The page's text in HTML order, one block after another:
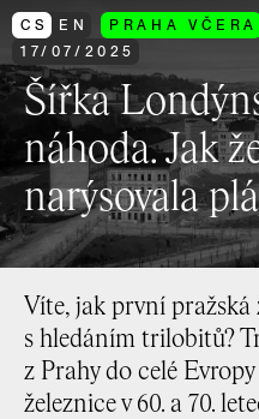
CS EN PRAHA VČERA
17/ 07/ 2025
Šířka
náhoda. Jak
narýsovala
Víte, jak první pražská
s hledáním trilobitů?
z Prahy do celé
železnice v 60. a 70.